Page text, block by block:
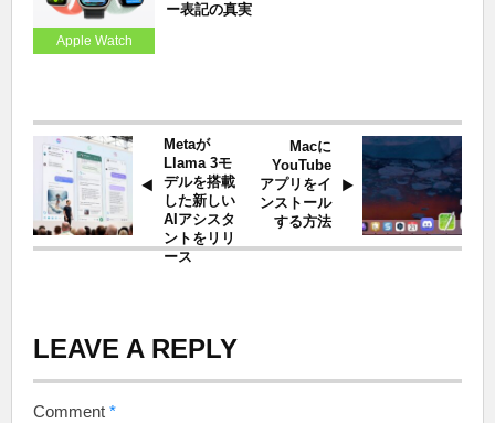
Apple Watch
ー表記の真実
Metaが
Llama 3モ
デルを搭載
した新しい
AIアシスタ
ントをリリ
ース
Macに
YouTube
アプリをイ
ンストール
する方法
LEAVE A REPLY
Comment *